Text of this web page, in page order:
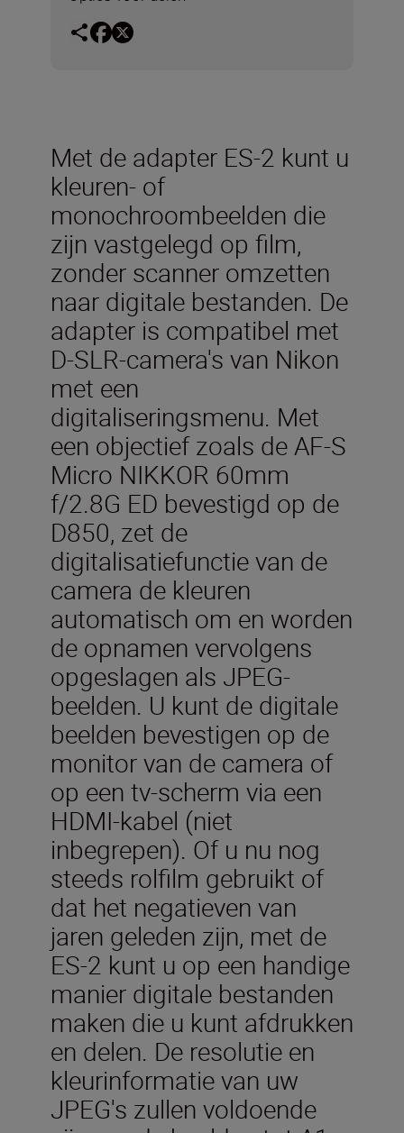
Met de adapter ES-2 kunt u
kleuren- of
monochroombeelden die
zijn vastgelegd op film,
zonder scanner omzetten
naar digitale bestanden. De
adapter is compatibel met
D-SLR-camera's van Nikon
met een
digitaliseringsmenu. Met
een objectief zoals de AF-S
Micro NIKKOR 60mm
f/2.8G ED bevestigd op de
D850, zet de
digitalisatiefunctie van de
camera de kleuren
automatisch om en worden
de opnamen vervolgens
opgeslagen als JPEG-
beelden. U kunt de digitale
beelden bevestigen op de
monitor van de camera of
op een tv-scherm via een
HDMI-kabel (niet
inbegrepen). Of u nu nog
steeds rolfilm gebruikt of
dat het negatieven van
jaren geleden zijn, met de
ES-2 kunt u op een handige
manier digitale bestanden
maken die u kunt afdrukken
en delen. De resolutie en
kleurinformatie van uw
JPEG's zullen voldoende